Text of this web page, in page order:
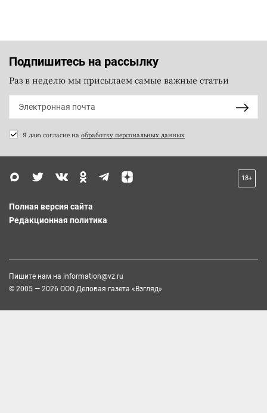
Подпишитесь на рассылку
Раз в неделю мы присылаем самые важные статьи
Я даю согласие на обработку персональных данных
18+
Полная версия сайта
Редакционная политика
Пишите нам на information@vz.ru
© 2005 — 2026 ООО Деловая газета «Взгляд»